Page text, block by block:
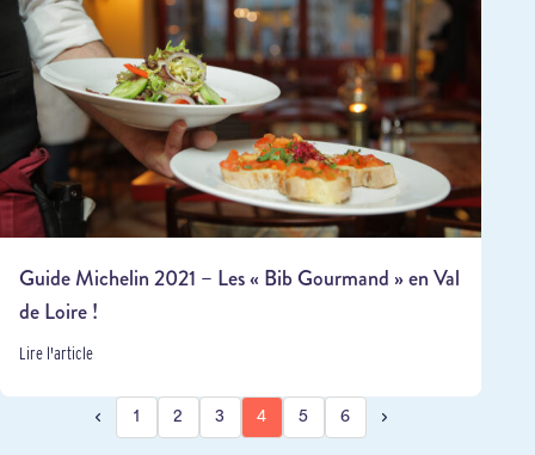
Guide Michelin 2021 – Les « Bib Gourmand » en Val
de Loire !
Lire l'article
1 2 3 4 5 6